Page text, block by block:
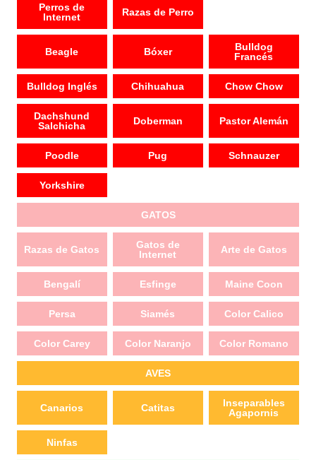
Perros de
Internet
Razas de Perro
Beagle Bóxer
Bulldog
Francés
Bulldog Inglés Chihuahua Chow Chow
Dachshund
Salchicha
Doberman Pastor Alemán
Poodle Pug Schnauzer
Yorkshire
GATOS
Razas de Gatos
Gatos de
Internet
Arte de Gatos
Bengalí Esfinge Maine Coon
Persa Siamés Color Calico
Color Carey Color Naranjo Color Romano
AVES
Canarios Catitas
Inseparables
Agapornis
Ninfas